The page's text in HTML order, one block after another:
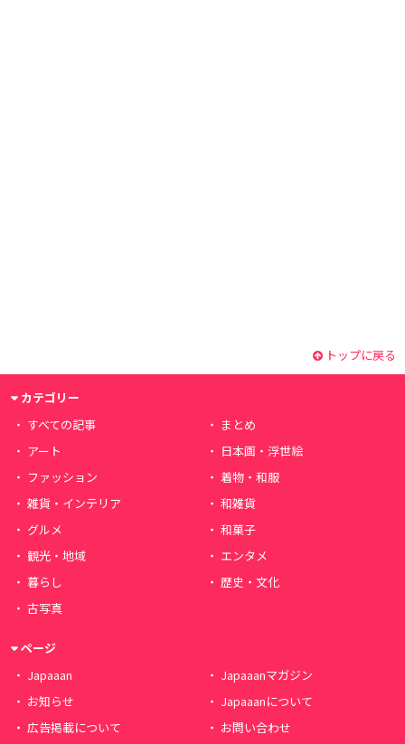
トップに戻る
カテゴリー
すべての記事
まとめ
アート
日本画・浮世絵
ファッション
着物・和服
雑貨・インテリア
和雑貨
グルメ
和菓子
観光・地域
エンタメ
暮らし
歴史・文化
古写真
ページ
Japaaan
Japaaanマガジン
お知らせ
Japaaanについて
広告掲載について
お問い合わせ